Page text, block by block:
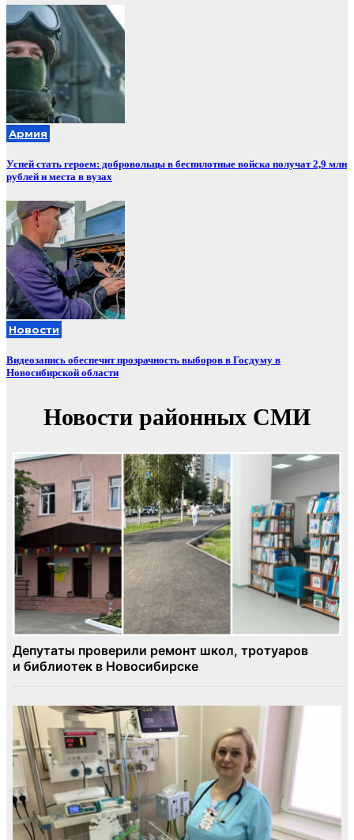
Армия
Успей стать героем: добровольцы в беспилотные войска получат 2,9 млн
рублей и места в вузах
Новости
Видеозапись обеспечит прозрачность выборов в Госдуму в
Новосибирской области